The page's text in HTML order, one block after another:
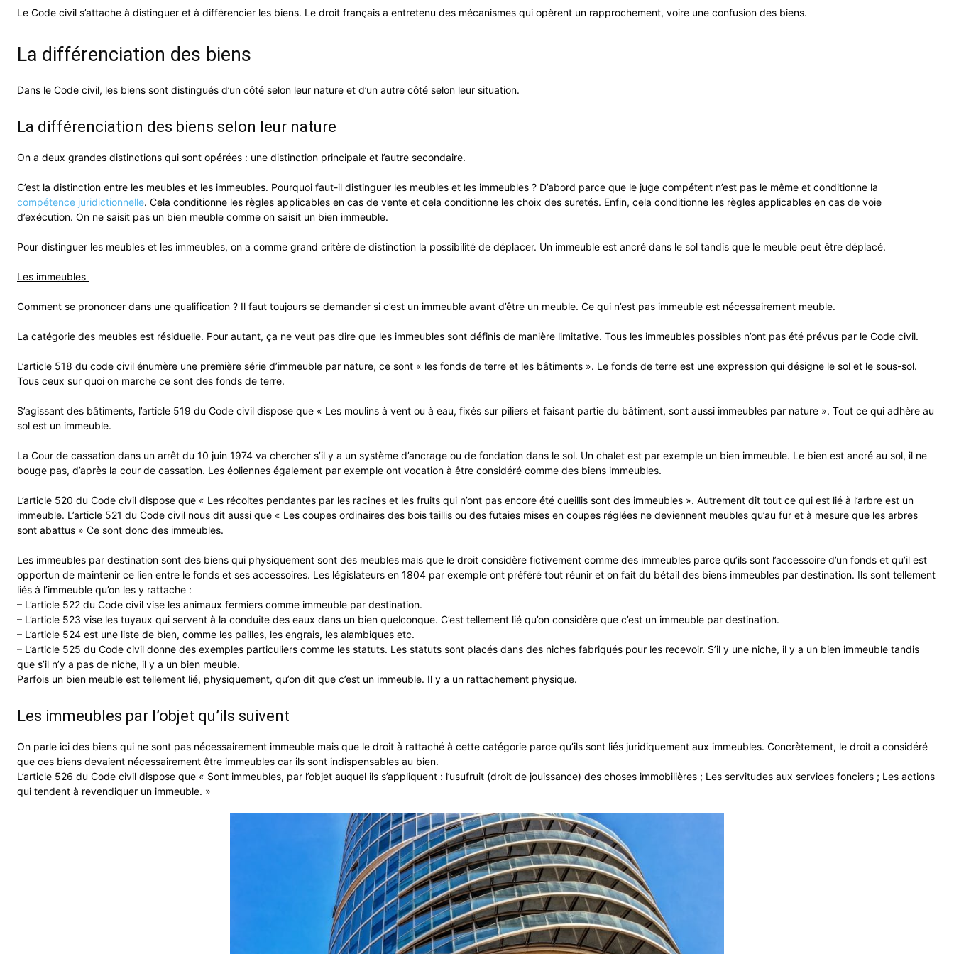
Le Code civil s’attache à distinguer et à différencier les biens. Le droit français a entretenu des mécanismes qui opèrent un rapprochement, voire une confusion des biens.
La différenciation des biens
Dans le Code civil, les biens sont distingués d’un côté selon leur nature et d’un autre côté selon leur situation.
La différenciation des biens selon leur nature
On a deux grandes distinctions qui sont opérées : une distinction principale et l’autre secondaire.
C’est la distinction entre les meubles et les immeubles. Pourquoi faut-il distinguer les meubles et les immeubles ? D’abord parce que le juge compétent n’est pas le même et conditionne la
compétence juridictionnelle. Cela conditionne les règles applicables en cas de vente et cela conditionne les choix des suretés. Enfin, cela conditionne les règles applicables en cas de voie
d’exécution. On ne saisit pas un bien meuble comme on saisit un bien immeuble.
Pour distinguer les meubles et les immeubles, on a comme grand critère de distinction la possibilité de déplacer. Un immeuble est ancré dans le sol tandis que le meuble peut être déplacé.
Les immeubles
Comment se prononcer dans une qualification ? Il faut toujours se demander si c’est un immeuble avant d’être un meuble. Ce qui n’est pas immeuble est nécessairement meuble.
La catégorie des meubles est résiduelle. Pour autant, ça ne veut pas dire que les immeubles sont définis de manière limitative. Tous les immeubles possibles n’ont pas été prévus par le Code civil.
L’article 518 du code civil énumère une première série d’immeuble par nature, ce sont « les fonds de terre et les bâtiments ». Le fonds de terre est une expression qui désigne le sol et le sous-sol.
Tous ceux sur quoi on marche ce sont des fonds de terre.
S’agissant des bâtiments, l’article 519 du Code civil dispose que « Les moulins à vent ou à eau, fixés sur piliers et faisant partie du bâtiment, sont aussi immeubles par nature ». Tout ce qui adhère au
sol est un immeuble.
La Cour de cassation dans un arrêt du 10 juin 1974 va chercher s’il y a un système d’ancrage ou de fondation dans le sol. Un chalet est par exemple un bien immeuble. Le bien est ancré au sol, il ne
bouge pas, d’après la cour de cassation. Les éoliennes également par exemple ont vocation à être considéré comme des biens immeubles.
L’article 520 du Code civil dispose que « Les récoltes pendantes par les racines et les fruits qui n’ont pas encore été cueillis sont des immeubles ». Autrement dit tout ce qui est lié à l’arbre est un
immeuble. L’article 521 du Code civil nous dit aussi que « Les coupes ordinaires des bois taillis ou des futaies mises en coupes réglées ne deviennent meubles qu’au fur et à mesure que les arbres
sont abattus » Ce sont donc des immeubles.
Les immeubles par destination sont des biens qui physiquement sont des meubles mais que le droit considère fictivement comme des immeubles parce qu’ils sont l’accessoire d’un fonds et qu’il est
opportun de maintenir ce lien entre le fonds et ses accessoires. Les législateurs en 1804 par exemple ont préféré tout réunir et on fait du bétail des biens immeubles par destination. Ils sont tellement
liés à l’immeuble qu’on les y rattache :
– L’article 522 du Code civil vise les animaux fermiers comme immeuble par destination.
– L’article 523 vise les tuyaux qui servent à la conduite des eaux dans un bien quelconque. C’est tellement lié qu’on considère que c’est un immeuble par destination.
– L’article 524 est une liste de bien, comme les pailles, les engrais, les alambiques etc.
– L’article 525 du Code civil donne des exemples particuliers comme les statuts. Les statuts sont placés dans des niches fabriqués pour les recevoir. S’il y une niche, il y a un bien immeuble tandis
que s’il n’y a pas de niche, il y a un bien meuble.
Parfois un bien meuble est tellement lié, physiquement, qu’on dit que c’est un immeuble. Il y a un rattachement physique.
Les immeubles par l’objet qu’ils suivent
On parle ici des biens qui ne sont pas nécessairement immeuble mais que le droit à rattaché à cette catégorie parce qu’ils sont liés juridiquement aux immeubles. Concrètement, le droit a considéré
que ces biens devaient nécessairement être immeubles car ils sont indispensables au bien.
L’article 526 du Code civil dispose que « Sont immeubles, par l’objet auquel ils s’appliquent : l’usufruit (droit de jouissance) des choses immobilières ; Les servitudes aux services fonciers ; Les actions
qui tendent à revendiquer un immeuble. »